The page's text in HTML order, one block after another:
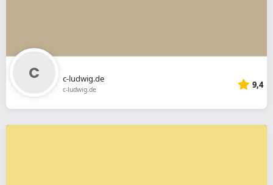
c-ludwig.de
c-ludwig.de 9,4